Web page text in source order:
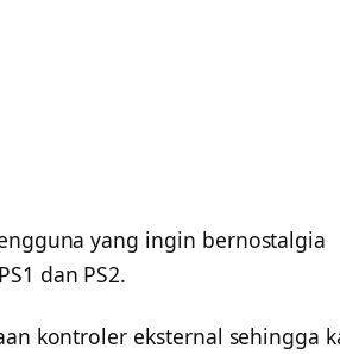
yang ingin bernostalgia
dan PS2.
kontroler eksternal sehingga